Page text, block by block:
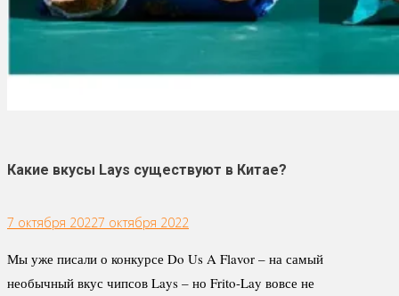
Какие вкусы Lays существуют в Китае?
7 октября 20227 октября 2022
Мы уже писали о конкурсе Do Us A Flavor – на самый
необычный вкус чипсов Lays – но Frito-Lay вовсе не